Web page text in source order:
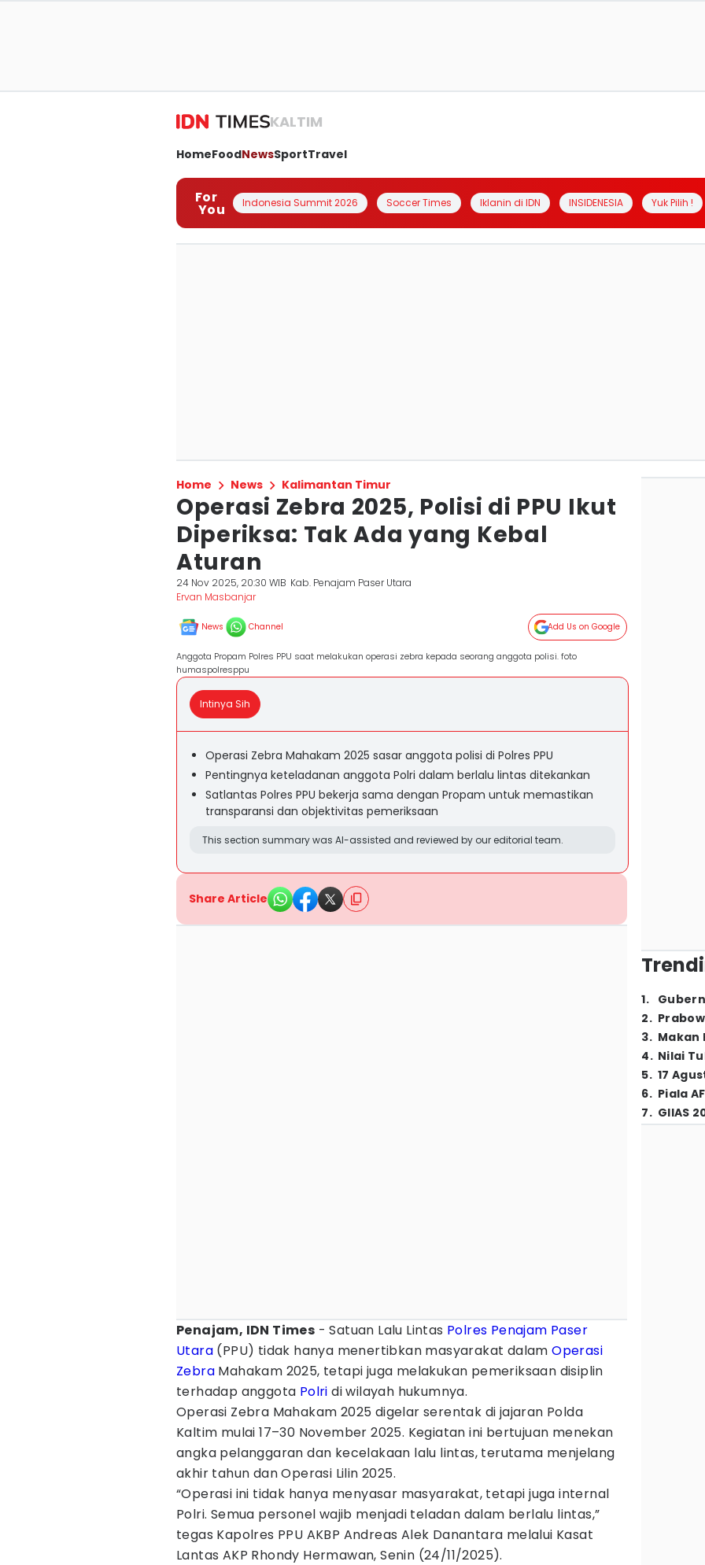
KALTIM
HomeFoodNewsSportTravel
For
You Indonesia Summit 2026 Soccer Times Iklanin di IDN INSIDENESIA Yuk Pilih !
Home News Kalimantan Timur
Operasi Zebra 2025, Polisi di PPU Ikut
Diperiksa: Tak Ada yang Kebal
Aturan
24 Nov 2025, 20:30 WIB Kab. Penajam Paser Utara
Ervan Masbanjar
News Channel Add Us on Google
Anggota Propam Polres PPU saat melakukan operasi zebra kepada seorang anggota polisi. foto
humaspolresppu
Intinya Sih
Operasi Zebra Mahakam 2025 sasar anggota polisi di Polres PPU
Pentingnya keteladanan anggota Polri dalam berlalu lintas ditekankan
Satlantas Polres PPU bekerja sama dengan Propam untuk memastikan
transparansi dan objektivitas pemeriksaan
This section summary was AI-assisted and reviewed by our editorial team.
Share Article
Penajam, IDN Times - Satuan Lalu Lintas Polres Penajam Paser
Utara (PPU) tidak hanya menertibkan masyarakat dalamOperasi
Zebra Mahakam 2025, tetapi juga melakukan pemeriksaan disiplin
terhadap anggota Polri di wilayah hukumnya.
Operasi Zebra Mahakam 2025 digelar serentak di jajaran Polda
Kaltim mulai 17–30 November 2025. Kegiatan ini bertujuan menekan
angka pelanggaran dan kecelakaan lalu lintas, terutama menjelang
akhir tahun dan Operasi Lilin 2025.
“Operasi ini tidak hanya menyasar masyarakat, tetapi juga internal
Polri. Semua personel wajib menjadi teladan dalam berlalu lintas,”
tegas Kapolres PPU AKBP Andreas Alek Danantara melalui Kasat
Lantas AKP Rhondy Hermawan, Senin (24/11/2025).
1.
2.
3. Makan
4. Nilai
5. 17
6. Piala
7. GIIAS